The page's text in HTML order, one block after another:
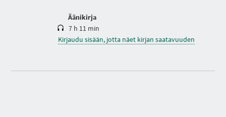
Äänikirja
7 h 11 min
Kirjaudu sisään, jotta näet kirjan saatavuuden